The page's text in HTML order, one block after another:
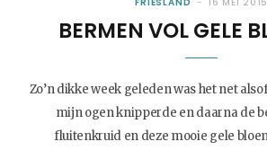
BERMEN VOL GELE
Zo’n dikke week geleden was het net
mijn ogen knipperde en daarna de
fluitenkruid en deze mooie gele